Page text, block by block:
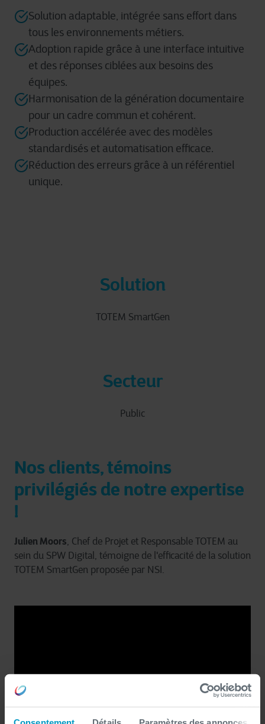
Solution adaptable, intégrée sans effort dans
tous les environnements métiers.
Adoption rapide grâce à une interface intuitive
et des réponses ciblées aux besoins des
équipes.
Harmonisation de la génération documentaire
pour un cadre commun et cohérent.
Production accélérée avec des modèles
standardisés et automatisation efficace.
Réduction des erreurs grâce à un référentiel
unique.
Solution
TOTEM SmartGen
Secteur
Public
Nos clients, témoins
privilégiés de notre expertise
!
Julien Moors, Chef de Projet et Responsable TOTEM au
sein du SPW Digital, témoigne de l'efficacité de la solution
TOTEM SmartGen proposée par NSI.